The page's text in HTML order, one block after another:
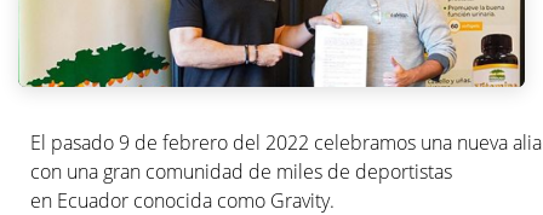
El pasado 9 de febrero del 2022 celebramos una nueva
con una gran comunidad de miles de deportistas
en Ecuador conocida como Gravity.